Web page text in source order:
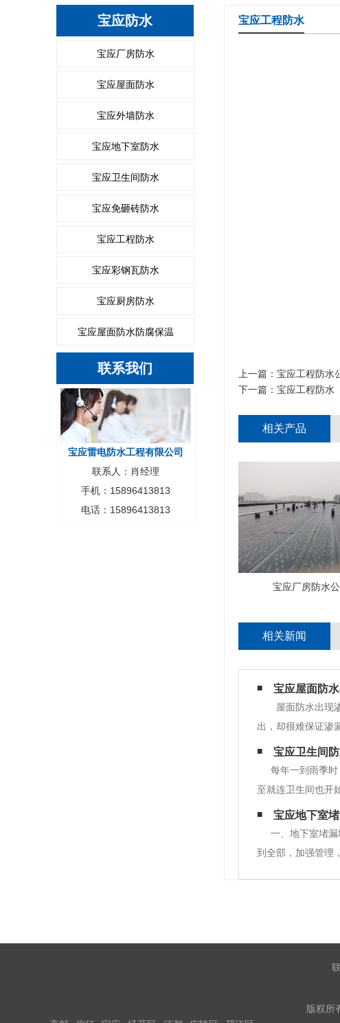
宝应防水
宝应厂房防水
宝应屋面防水
宝应外墙防水
宝应地下室防水
宝应卫生间防水
宝应免砸砖防水
宝应工程防水
宝应彩钢瓦防水
宝应厨房防水
宝应屋面防水防腐保温
联系我们
宝应雷电防水工程有限公司
联系人：肖经理
手机：15896413813
电话：15896413813
宝应工程防水
上一篇： 宝应工程防水
下一篇： 宝应工程防水
相关产品
宝应厂房防水公
相关新闻
宝应屋面防
屋面防水出现
出，却很难保证渗
翻修。 使用与防
性要求
宝应卫生间
每年一到雨季
至就连卫生间也开
艺。近些年一些
装饰装修越来越
宝应地下室
一、地下室堵
到全部，加强管理
版权所